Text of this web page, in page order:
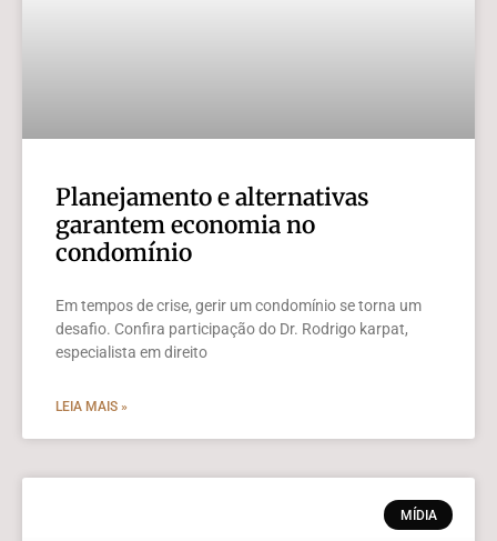
Planejamento e alternativas
garantem economia no
condomínio
Em tempos de crise, gerir um condomínio se torna um
desafio. Confira participação do Dr. Rodrigo karpat,
especialista em direito
LEIA MAIS »
MÍDIA